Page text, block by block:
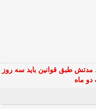
مدتش طبق قوانین باید سه روز
دو ماه